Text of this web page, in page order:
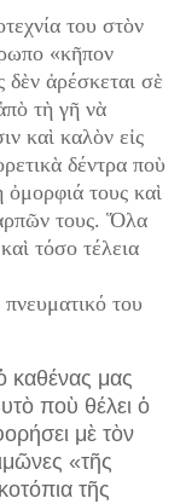
του στὸν
«κῆπον
ἀρέσκεται σὲ
τὴ γῆ νὰ
καὶ καλὸν εἰς
δέντρα ποὺ
τους καὶ
τους. Ὅλα
τόσο τέλεια
του
καθένας μας
ποὺ θέλει ὁ
μὲ τὸν
«τῆς
τῆς